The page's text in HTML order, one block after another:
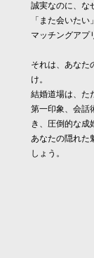
誠実なのに、な
「また会いたい
マッチングアプ
それは、あなた
け。
結婚道場は、た
第一印象、会話
き、圧倒的な成
あなたの隠れた
しょう。